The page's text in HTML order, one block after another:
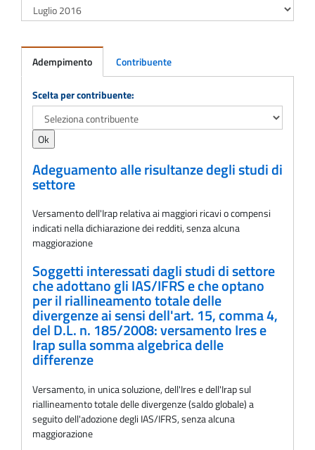
Adempimento Contribuente
Adempimento
Scelta per contribuente:
Adeguamento alle risultanze degli studi di
settore
Versamento dell'Irap relativa ai maggiori ricavi o compensi
indicati nella dichiarazione dei redditi, senza alcuna
maggiorazione
Soggetti interessati dagli studi di settore
che adottano gli IAS/IFRS e che optano
per il riallineamento totale delle
divergenze ai sensi dell'art. 15, comma 4,
del D.L. n. 185/2008: versamento Ires e
Irap sulla somma algebrica delle
differenze
Versamento, in unica soluzione, dell'Ires e dell'Irap sul
riallineamento totale delle divergenze (saldo globale) a
seguito dell'adozione degli IAS/IFRS, senza alcuna
maggiorazione